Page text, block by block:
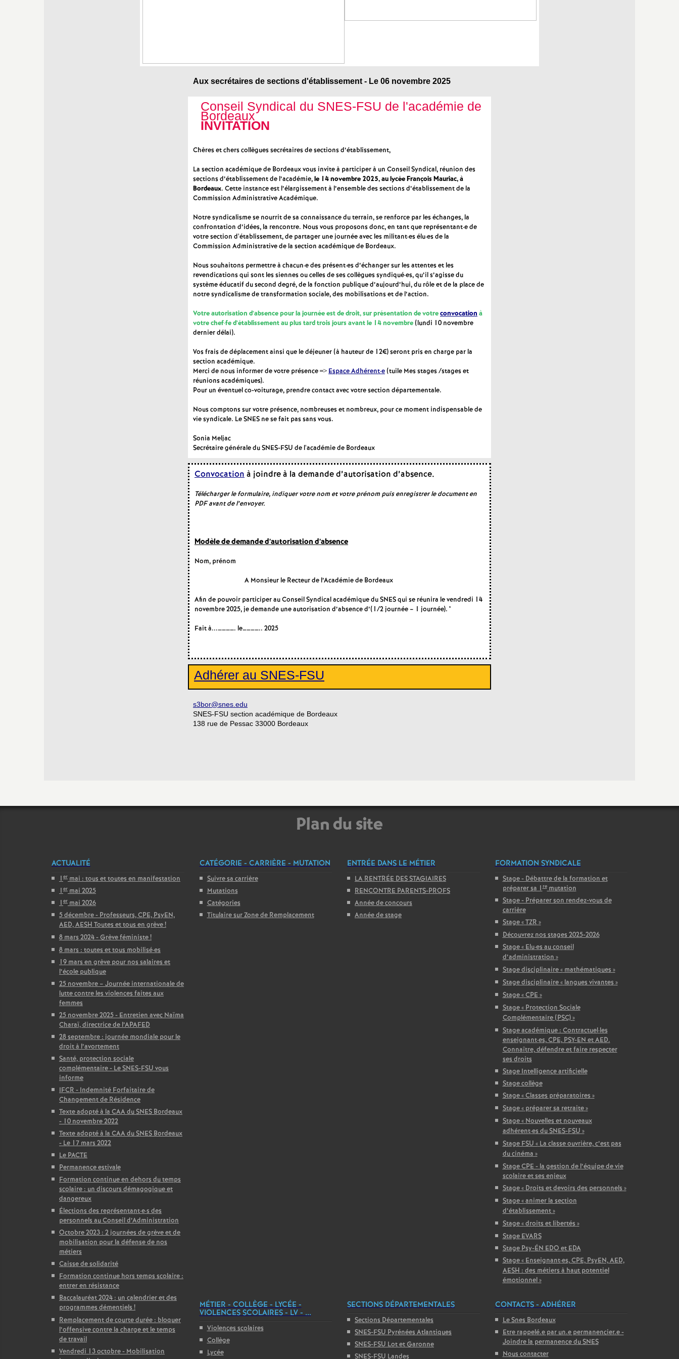
E
n
s
e
i
g
n
e
m
e
n
t
s
d
e
S
e
c
n
d
d
e
g
r
é
O
é
n
s
T
Aux secrétaires de sections d'établissement - Le 06 novembre 2025
Conseil Syndical du SNES-FSU de l'académie de
Bordeaux
INVITATION
Chères et chers collègues secrétaires de sections d’établissement,
La section académique de Bordeaux vous invite à participer à un Conseil Syndical, réunion des
sections d’établissement de l’académie,le 14 novembre 2025, au lycée François Mauriac, à
Bordeaux. Cette instance est l’élargissement à l’ensemble des sections d’établissement de la
Commission Administrative Académique.
Notre syndicalisme se nourrit de sa connaissance du terrain, se renforce par les échanges, la
confrontation d’idées, la rencontre. Nous vous proposons donc, en tant que représentant·e de
votre section d'établissement, de partager une journée avec les militant·es élu·es de la
Commission Administrative de la section académique de Bordeaux.
Nous souhaitons permettre à chacun·e des présent·es d’échanger sur les attentes et les
revendications qui sont les siennes ou celles de ses collègues syndiqué·es, qu’il s’agisse du
système éducatif du second degré, de la fonction publique d’aujourd’hui, du rôle et de la place de
notre syndicalisme de transformation sociale, des mobilisations et de l’action.
Votre autorisation d’absence pour la journée est de droit, sur présentation de votreconvocationà
votre chef·fe d’établissement au plus tard trois jours avant le 14 novembre(lundi 10 novembre
dernier délai).
Vos frais de déplacement ainsi que le déjeuner (à hauteur de 12€) seront pris en charge par la
section académique.
Merci de nous informer de votre présence =>Espace Adhérent·e(tuile Mes stages /stages et
réunions académiques).
Pour un éventuel co-voiturage, prendre contact avec votre section départementale.
Nous comptons sur votre présence, nombreuses et nombreux, pour ce moment indispensable de
vie syndicale. Le SNES ne se fait pas sans vous.
Sonia Meljac
Secrétaire générale du SNES-FSU de l'académie de Bordeaux
Convocationà joindre à la demande d’autorisation d’absence.
Télécharger le formulaire, indiquer votre nom et votre prénom puis enregistrer le document en
PDF avant de l’envoyer.
Modèle de demande d’autorisation d’absence
Nom, prénom
A Monsieur le Recteur de l’Académie de Bordeaux
Afin de pouvoir participer au Conseil Syndical académique du SNES qui se réunira le vendredi 14
novembre 2025, je demande une autorisation d’absence d’(1/2 journée – 1 journée). *
Fait à...…………. le………….. 2025
Adhérer au SNES-FSU
s3bor@snes.edu
SNES-FSU section académique de Bordeaux
138 rue de Pessac 33000 Bordeaux
Plan du site
ACTUALITÉ
1ermai : tous et toutes en manifestation
1ermai 2025
1ermai 2026
5 décembre - Professeurs, CPE, PsyEN,
AED, AESH Toutes et tous en grève!
8 mars 2024 - Grève féministe!
8 mars : toutes et tous mobilisé·es
19 mars en grève pour nos salaires et
l’école publique
25 novembre – Journée internationale de
lutte contre les violences faites aux
femmes
25 novembre 2025 - Entretien avec Naïma
Charaï, directrice de l’APAFED
28 septembre : journée mondiale pour le
droit à l’avortement
Santé, protection sociale
complémentaire - Le SNES-FSU vous
informe
IFCR - Indemnité Forfaitaire de
Changement de Résidence
Texte adopté à la CAA du SNES Bordeaux
- 10 novembre 2022
Texte adopté à la CAA du SNES Bordeaux
- Le 17 mars 2022
Le PACTE
Permanence estivale
Formation continue en dehors du temps
scolaire : un discours démagogique et
dangereux
Élections des représentant·e·s des
personnels au Conseil d’Administration
Octobre 2023 : 2 journées de grève et de
mobilisation pour la défense de nos
métiers
Caisse de solidarité
Formation continue hors temps scolaire :
entrer en résistance
Baccalauréat 2024 : un calendrier et des
programmes démentiels!
Remplacement de courte durée : bloquer
l’offensive contre la charge et le temps
de travail
Vendredi 13 octobre - Mobilisation
CATÉGORIE - CARRIÈRE - MUTATION
Suivre sa carrière
Mutations
Catégories
Titulaire sur Zone de Remplacement
ENTRÉE DANS LE MÉTIER
LA RENTRÉE DES STAGIAIRES
RENCONTRE PARENTS-PROFS
Année de concours
Année de stage
FORMATION SYNDICALE
Stage - Débattre de la formation et
préparer sa 1remutation
Stage - Préparer son rendez-vous de
carrière
Stage «TZR»
Découvrez nos stages 2025-2026
Stage «Elu·es au conseil
d’administration»
Stage disciplinaire «mathématiques»
Stage disciplinaire «langues vivantes»
Stage «CPE»
Stage «Protection Sociale
Complémentaire (PSC)»
Stage académique : Contractuel·les
enseignant·es, CPE, PSY-EN et AED.
Connaître, défendre et faire respecter
ses droits
Stage Intelligence artificielle
Stage collège
Stage «Classes préparatoires»
Stage «préparer sa retraite»
Stage «Nouvelles et nouveaux
adhérent·es du SNES-FSU»
Stage FSU «La classe ouvrière, c’est pas
du cinéma»
Stage CPE - la gestion de l’équipe de vie
scolaire et ses enjeux
Stage «Droits et devoirs des personnels»
Stage «animer la section
d’établissement»
Stage «droits et libertés»
Stage EVARS
Stage Psy-ÉN EDO et EDA
Stage «Enseignant·es, CPE, PsyEN, AED,
AESH : des métiers à haut potentiel
émotionnel»
MÉTIER - COLLÈGE - LYCÉE -
VIOLENCES SCOLAIRES - LV - ...
Violences scolaires
Collège
Lycée
SECTIONS DÉPARTEMENTALES
Sections Départementales
SNES-FSU Pyrénées Atlantiques
SNES-FSU Lot et Garonne
SNES-FSU Landes
CONTACTS - ADHÉRER
Le Snes Bordeaux
Etre rappelé.e par un.e permanencier.e -
Joindre la permanence du SNES
Nous contacter